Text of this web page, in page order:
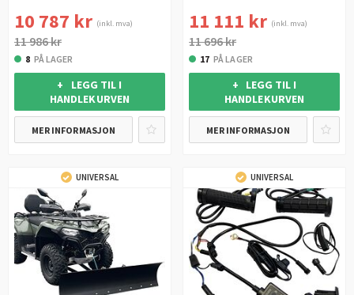
10 787 kr (inkl. mva)
11 986 kr
8 PÅ LAGER
+ LEGG TIL I
HANDLEKURVEN
MER INFORMASJON
11 111 kr (inkl. mva)
11 696 kr
17 PÅ LAGER
+ LEGG TIL I
HANDLEKURVEN
MER INFORMASJON
UNIVERSAL UNIVERSAL